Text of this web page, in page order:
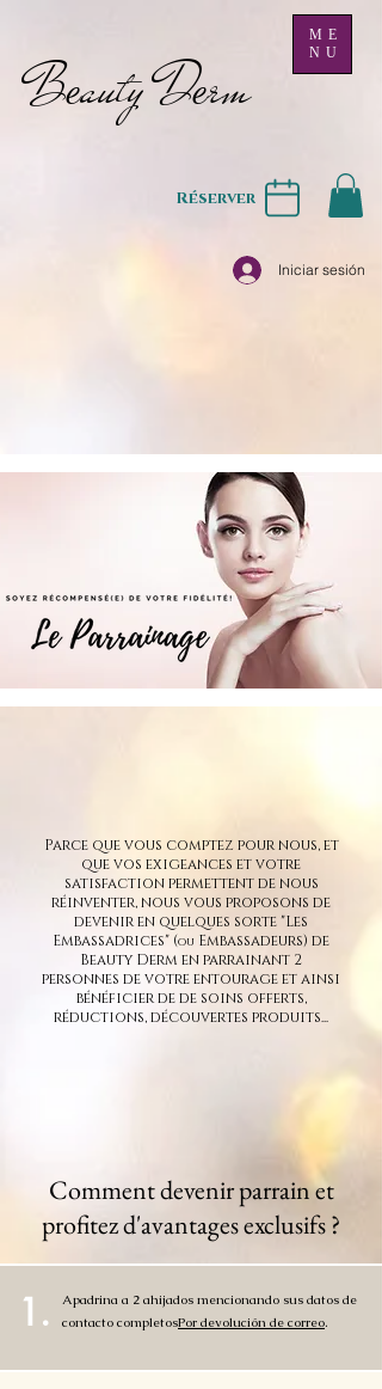
Beauty Derm
ME
NU
Iniciar sesión
Réserver
Parce que vous comptez pour nous, et
que vos exigeances et votre
satisfaction permettent de nous
réinventer, nous vous proposons de
devenir en quelques sorte "Les
Embassadrices" (ou Embassadeurs) de
Beauty Derm en parrainant 2
personnes de votre entourage et ainsi
bénéficier de de soins offerts,
réductions, découvertes produits...
Comment devenir parrain et
profitez d'avantages exclusifs ?
1.
Apadrina a 2 ahijados mencionando sus datos de
contacto completosPor devolución de correo.